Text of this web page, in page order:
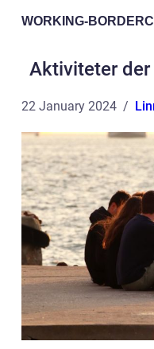
WORKING-
Aktiviteter der
22 January 2024